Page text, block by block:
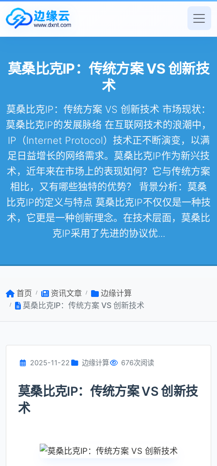
莫桑比克IP：传统方案 VS 创新技
术
莫桑比克IP：传统方案 VS 创新技术 市场现状：
莫桑比克IP的发展脉络 在互联网技术的浪潮中，
IP（Internet Protocol）技术正不断演变，以满
足日益增长的网络需求。莫桑比克IP作为新兴技
术，近年来在市场上的表现如何？它与传统方案
相比，又有哪些独特的优势？ 背景分析：莫桑
比克IP的定义与特点 莫桑比克IP不仅仅是一种技
术，它更是一种创新理念。在技术层面，莫桑比
克IP采用了先进的协议优...
首页 资讯文章
边缘计算
莫桑比克IP：传统方案 VS 创新技术
2025-11-22 边缘计算 676次阅读
莫桑比克IP：传统方案 VS 创新技
术